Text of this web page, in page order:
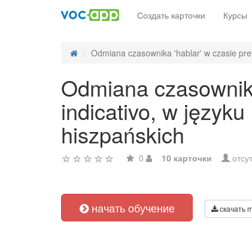
Создать карточки Курсы
Odmiana czasownika 'hablar' w czasie
Odmiana
indicativo, w
hiszpańskich
0 10 карточки
начать обучение скачать